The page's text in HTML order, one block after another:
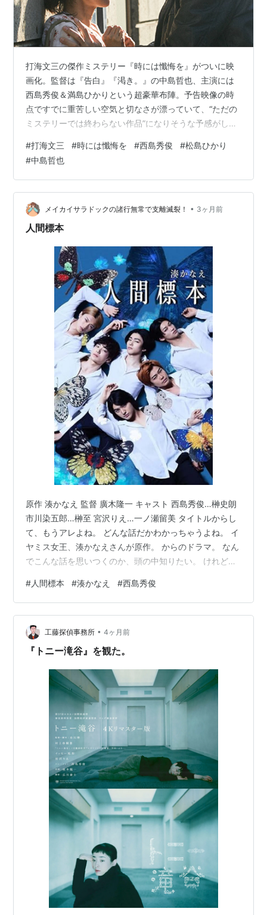
僕とスターの99日（フジテレビ、2011年）
ストロベリーナイト（2012年1月-3月、フジテレビ）
- 菊田和男 役
CM
ＮＴＴドコモ「社会人のはじまり」篇（ナレーショ
ン）
ワコール「デコルテメイクブラ」
打海文三の傑作ミステリー『時には懺悔を』がついに映
画化。監督は『告白』『渇き。』の中島哲也、主演には
西島秀俊＆満島ひかりという超豪華布陣。予告映像の時
点ですでに重苦しい空気と切なさが漂っていて、“ただの
ミステリーでは終わらない作品”になりそうな予感がして
作品情報 キャスト・予告映像の印象 原作小説のあらすじ
（ネタバレあり） 映画版の注目ポイント
#打海文三 #時には懺悔を #西島秀俊 #松島ひかり
#中島哲也
メイカイサラドックの諸行無常で支離滅裂！ • 3ヶ月前
人間標本
原作 湊かなえ 監督 廣木隆一 キャスト 西島秀俊…榊史朗
市川染五郎…榊至 宮沢りえ…一ノ瀬留美 タイトルからし
て、もうアレよね。 どんな話だかわかっちゃうよね。 イ
ヤミス女王、湊かなえさんが原作。 からのドラマ。 なん
でこんな話を思いつくのか、頭の中知りたい。 けれどグ
標本にすることに魅入られて 自分の息子まで標本にして
しまった男が 自首をしにきた。 そこから始まります。
そいつが主人公の榊史朗。（西島） アタマおかしな人が
理屈をこねて もっともらしいことを刑事に言ってのけて
る。 最初はそんな印象です。 ただしこれは史朗が独白す
#人間標本 #湊かなえ #西島秀俊
工藤探偵事務所 • 4ヶ月前
『トニー滝谷』を観た。